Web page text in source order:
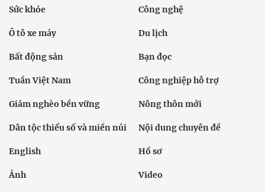
Sức khỏe Công nghệ
Ô tô xe máy Du lịch
Bất động sản Bạn đọc
Tuần Việt Nam Công nghiệp hỗ trợ
Giảm nghèo bền vững Nông thôn mới
Dân tộc thiểu số và miền núi Nội dung chuyên đề
English Hồ sơ
Ảnh Video